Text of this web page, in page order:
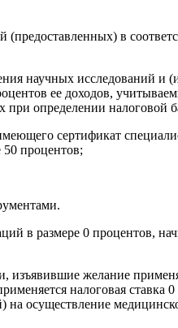
в
научных исследований и
ее доходов,
определении налоговой
сертификат
50 процентов;
в размере 0 процентов,
изъявившие желание
налоговая
осуществление